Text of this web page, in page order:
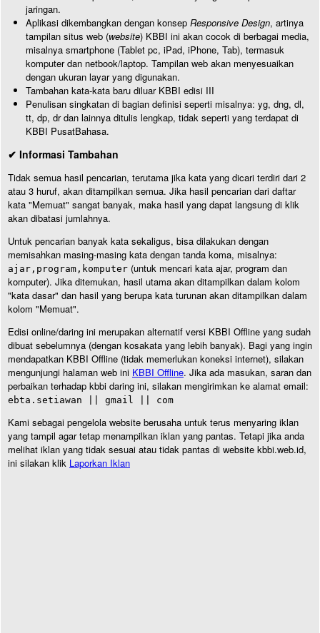
jaringan.
Aplikasi dikembangkan dengan konsep Responsive Design, artinya
tampilan situs web (website) KBBI ini akan cocok di berbagai media,
misalnya smartphone (Tablet pc, iPad, iPhone, Tab), termasuk
komputer dan netbook/laptop. Tampilan web akan menyesuaikan
dengan ukuran layar yang digunakan.
Tambahan kata-kata baru diluar KBBI edisi III
Penulisan singkatan di bagian definisi seperti misalnya: yg, dng, dl,
tt, dp, dr dan lainnya ditulis lengkap, tidak seperti yang terdapat di
KBBI PusatBahasa.
✔ Informasi Tambahan
Tidak semua hasil pencarian, terutama jika kata yang dicari terdiri dari 2
atau 3 huruf, akan ditampilkan semua. Jika hasil pencarian dari daftar
kata "Memuat" sangat banyak, maka hasil yang dapat langsung di klik
akan dibatasi jumlahnya.
Untuk pencarian banyak kata sekaligus, bisa dilakukan dengan
memisahkan masing-masing kata dengan tanda koma, misalnya:
ajar,program,komputer (untuk mencari kata ajar, program dan
komputer). Jika ditemukan, hasil utama akan ditampilkan dalam kolom
"kata dasar" dan hasil yang berupa kata turunan akan ditampilkan dalam
kolom "Memuat".
Edisi online/daring ini merupakan alternatif versi KBBI Offline yang sudah
dibuat sebelumnya (dengan kosakata yang lebih banyak). Bagi yang ingin
mendapatkan KBBI Offline (tidak memerlukan koneksi internet), silakan
mengunjungi halaman web ini KBBI Offline. Jika ada masukan, saran dan
perbaikan terhadap kbbi daring ini, silakan mengirimkan ke alamat email:
ebta.setiawan || gmail || com
Kami sebagai pengelola website berusaha untuk terus menyaring iklan
yang tampil agar tetap menampilkan iklan yang pantas. Tetapi jika anda
melihat iklan yang tidak sesuai atau tidak pantas di website kbbi.web.id,
ini silakan klik Laporkan Iklan